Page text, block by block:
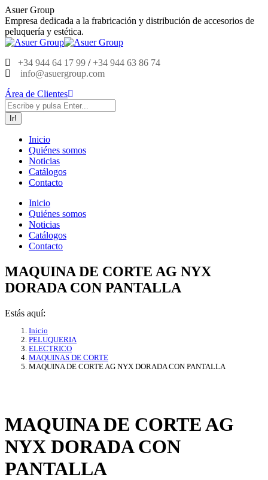
Saltar
al
contenido
Asuer Group
Empresa dedicada a la frabricación y distribución de accesorios de
peluquería y estética.
+34 944 64 17 99 /+34 944 63 86 74
info@asuergroup.com
Área de Clientes
Buscar:
Inicio
Quiénes somos
Noticias
Catálogos
Contacto
Inicio
Quiénes somos
Noticias
Catálogos
Contacto
MAQUINA DE CORTE AG NYX
DORADA CON PANTALLA
Estás aquí:
Inicio
PELUQUERIA
ELECTRICO
MAQUINAS DE CORTE
MAQUINA DE CORTE AG NYX DORADA CON PANTALLA
MAQUINA DE CORTE AG
NYX DORADA CON
PANTALLA